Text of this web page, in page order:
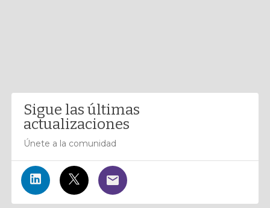
Sigue las últimas
actualizaciones
Únete a la comunidad